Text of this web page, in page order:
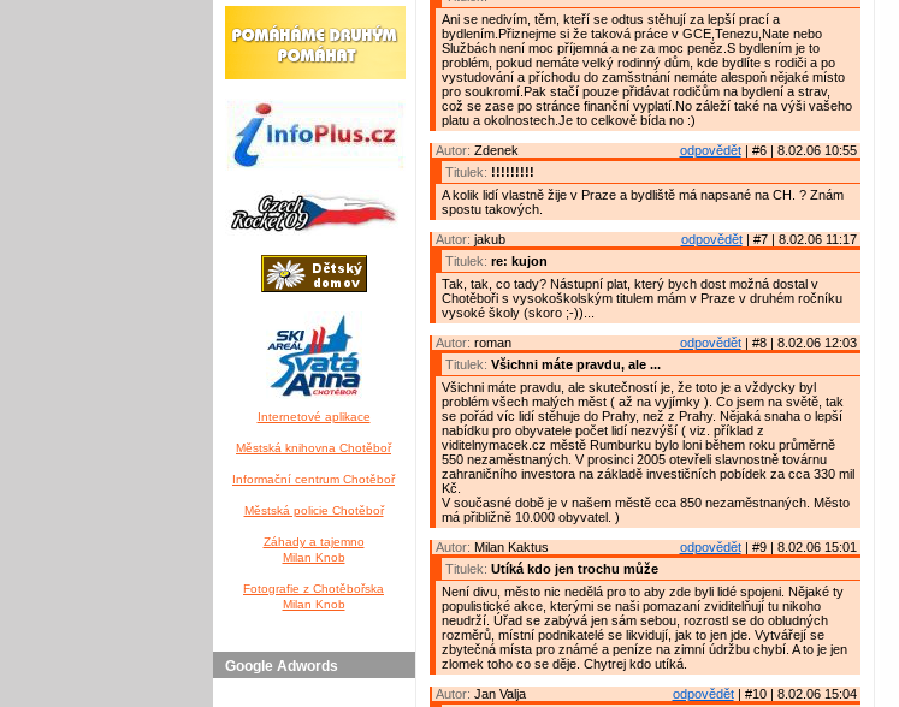
Internetové aplikace
Městská knihovna Chotěboř
Informační centrum Chotěboř
Městská policie Chotěboř
Záhady a tajemno
Milan Knob
Fotografie z Chotěbořska
Milan Knob
Google Adwords
Ani se nedivím, těm, kteří se odtus stěhují za lepší prací a
bydlením.Přiznejme si že taková práce v GCE,Tenezu,Nate nebo
Službách není moc příjemná a ne za moc peněz.S bydlením je to
problém, pokud nemáte velký rodinný dům, kde bydlíte s rodiči a po
vystudování a příchodu do zamšstnání nemáte alespoň nějaké místo
pro soukromí.Pak stačí pouze přidávat rodičům na bydlení a strav,
což se zase po stránce finanční vyplatí.No záleží také na výši vašeho
platu a okolnostech.Je to celkově bída no :)
odpovědět| #6 | 8.02.06 10:55
Autor: Zdenek
Titulek: !!!!!!!!!
A kolik lidí vlastně žije v Praze a bydliště má napsané na CH. ? Znám
spostu takových.
odpovědět| #7 | 8.02.06 11:17
Autor: jakub
Titulek: re: kujon
Tak, tak, co tady? Nástupní plat, který bych dost možná dostal v
Chotěboři s vysokoškolským titulem mám v Praze v druhém ročníku
vysoké školy (skoro ;-))...
odpovědět| #8 | 8.02.06 12:03
Autor: roman
Titulek: Všichni máte pravdu, ale ...
Všichni máte pravdu, ale skutečností je, že toto je a vždycky byl
problém všech malých měst ( až na vyjímky ). Co jsem na světě, tak
se pořád víc lidí stěhuje do Prahy, než z Prahy. Nějaká snaha o lepší
nabídku pro obyvatele počet lidí nezvýší ( viz. příklad z
viditelnymacek.cz městě Rumburku bylo loni během roku průměrně
550 nezaměstnaných. V prosinci 2005 otevřeli slavnostně továrnu
zahraničního investora na základě investičních pobídek za cca 330 mil
Kč.
V současné době je v našem městě cca 850 nezaměstnaných. Město
má přibližně 10.000 obyvatel. )
odpovědět| #9 | 8.02.06 15:01
Autor: Milan Kaktus
Titulek: Utíká kdo jen trochu může
Není divu, město nic nedělá pro to aby zde byli lidé spojeni. Nějaké ty
populistické akce, kterými se naši pomazaní zviditelňují tu nikoho
neudrží. Úřad se zabývá jen sám sebou, rozrostl se do obludných
rozměrů, místní podnikatelé se likvidují, jak to jen jde. Vytvářejí se
zbytečná místa pro známé a peníze na zimní údržbu chybí. A to je jen
zlomek toho co se děje. Chytrej kdo utíká.
odpovědět| #10 | 8.02.06 15:04
Autor: Jan Valja